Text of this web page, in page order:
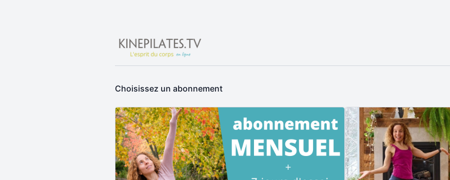
Choisissez un abonnement